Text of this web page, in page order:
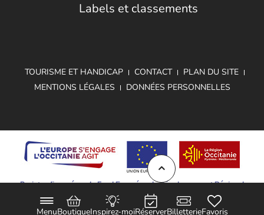
MenuBoutiqueInspirez-moiRéserverBilletterieFavoris
Labels et classements
TOURISME ET HANDICAP CONTACT
PLAN DU SITE
MENTIONS LÉGALES
DONNÉES PERSONNELLES
Projet cofinancé par le Fond Européen de Développement Régional